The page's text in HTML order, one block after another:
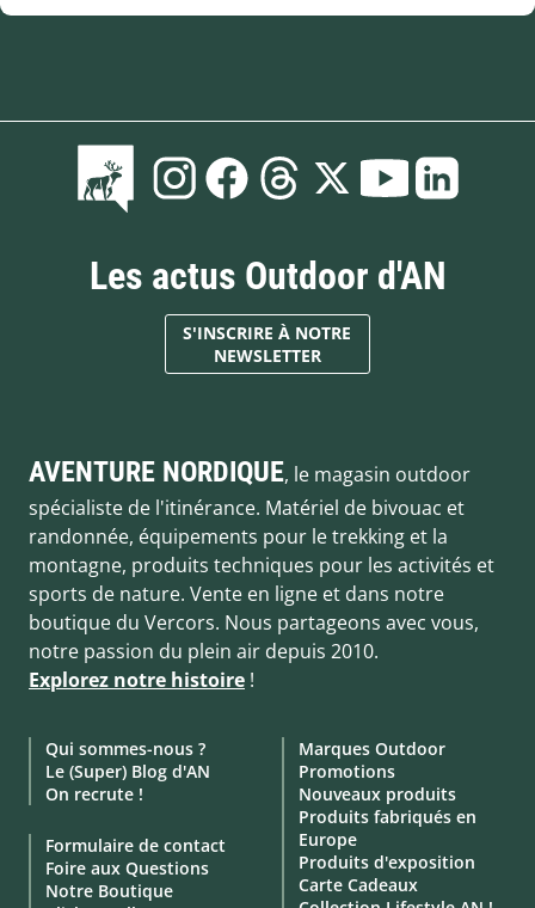
Les actus Outdoor d'AN
S'INSCRIRE À NOTRE
NEWSLETTER
AVENTURE NORDIQUE, le magasin outdoor
spécialiste de l'itinérance. Matériel de bivouac et
randonnée, équipements pour le trekking et la
montagne, produits techniques pour les activités et
sports de nature. Vente en ligne et dans notre
boutique du Vercors. Nous partageons avec vous,
notre passion du plein air depuis 2010.
Explorez notre histoire !
Qui sommes-nous ?
Le (Super) Blog d'AN
On recrute !
Formulaire de contact
Foire aux Questions
Notre Boutique
Marques Outdoor
Promotions
Nouveaux produits
Produits fabriqués en
Europe
Produits d'exposition
Carte Cadeaux